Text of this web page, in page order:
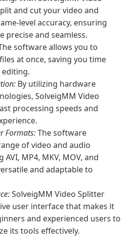
and cut your video and
level accuracy, ensuring
precise and seamless.
software allows you to
at once, saving you time
By utilizing hardware
SolveigMM Video
processing speeds and
Formats:The software
of video and audio
MP4, MKV, MOV, and
and adaptable to
SolveigMM Video Splitter
user interface that makes it
and experienced users to
its tools effectively.